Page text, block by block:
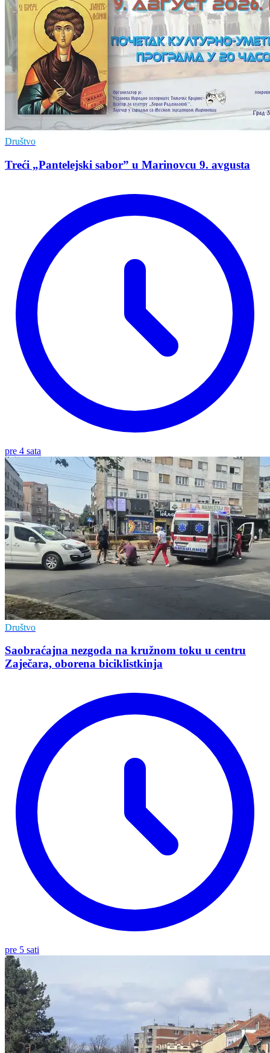
Društvo
Treći „Pantelejski sabor” u Marinovcu 9. avgusta
pre 4 sata
Društvo
Saobraćajna nezgoda na kružnom toku u centru
Zaječara, oborena biciklistkinja
pre 5 sati